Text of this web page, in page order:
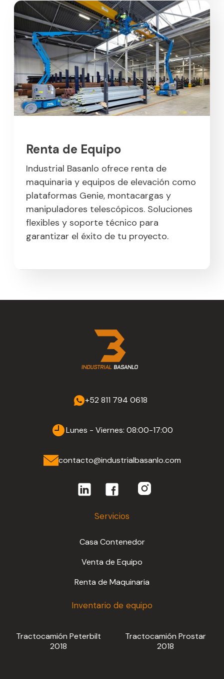
Renta de Equipo
Industrial Basanlo ofrece renta de
maquinaria y equipos de elevación como
plataformas Genie, montacargas y
manipuladores telescópicos. Soluciones
flexibles y soporte técnico para
garantizar el éxito de tu proyecto.
+52 811 794 0618
Lunes - Viernes: 08:00-17:00
contacto@industrialbasanlo.com
Servicios
Casa Contenedor
Venta de Equipo
Renta de Maquinaria
Inventario de equipo
Tractocamión Peterbilt
2018
Tractocamión Prostar
2018